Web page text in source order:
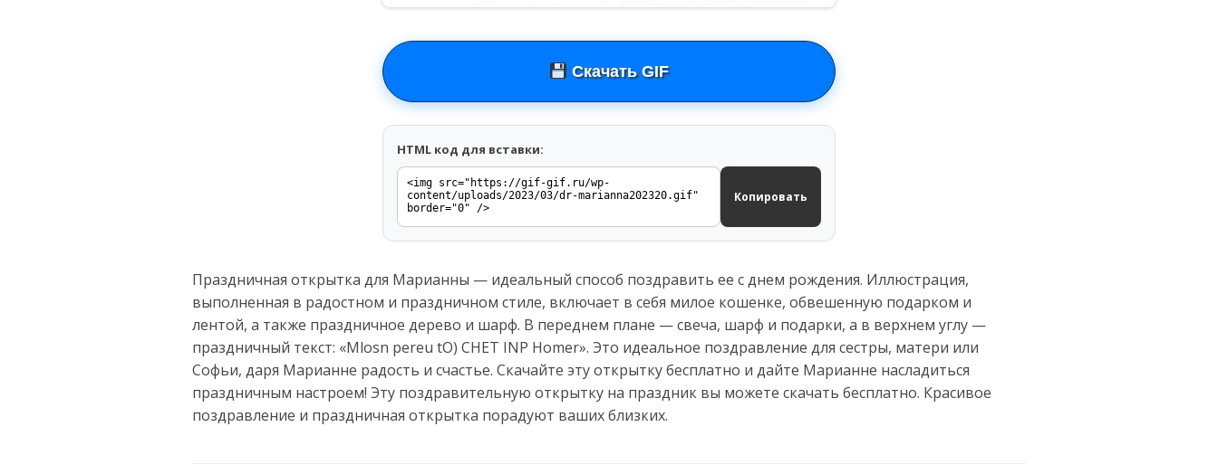
Скачать GIF
HTML код для вставки:
Копировать
Праздничная открытка для Марианны — идеальный способ поздравить ее с днем рождения. Иллюстрация,
выполненная в радостном и праздничном стиле, включает в себя милое кошенке, обвешенную подарком и
лентой, а также праздничное дерево и шарф. В переднем плане — свеча, шарф и подарки, а в верхнем углу —
праздничный текст: «Mlosn pereu tO) CHET INP Homer». Это идеальное поздравление для сестры, матери или
Софьи, даря Марианне радость и счастье. Скачайте эту открытку бесплатно и дайте Марианне насладиться
праздничным настроем! Эту поздравительную открытку на праздник вы можете скачать бесплатно. Красивое
поздравление и праздничная открытка порадуют ваших близких.